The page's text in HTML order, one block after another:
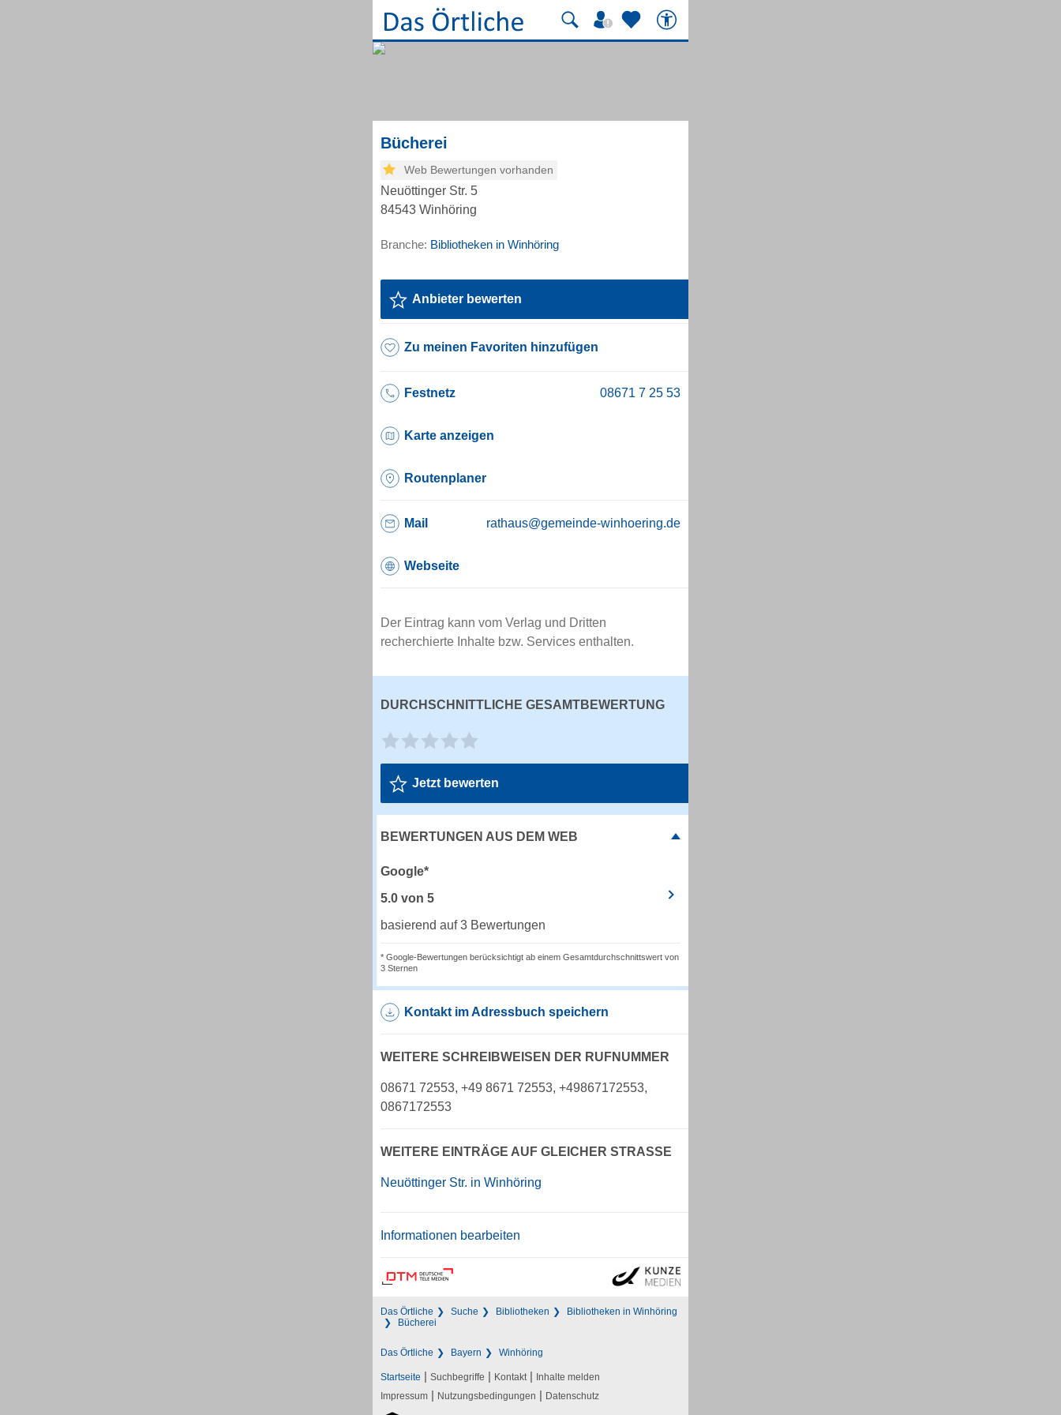
Bücherei
Web Bewertungen vorhanden
Neuöttinger Str. 5
84543 Winhöring
Branche: Bibliotheken in Winhöring
Anbieter bewerten
Zu meinen Favoriten hinzufügen
Festnetz
Karte anzeigen
Routenplaner
Mail rathaus@gemeinde-winhoering.de
Webseite
Der Eintrag kann vom Verlag und Dritten
recherchierte Inhalte bzw. Services enthalten.
DURCHSCHNITTLICHE GESAMTBEWERTUNG
Jetzt bewerten
BEWERTUNGEN AUS DEM WEB
Google*
5.0 von 5
basierend auf 3 Bewertungen
* Google-Bewertungen berücksichtigt ab einem Gesamtdurchschnittswert von
3 Sternen
Kontakt im Adressbuch speichern
WEITERE SCHREIBWEISEN DER RUFNUMMER
08671 72553, +49 8671 72553, +49867172553,
0867172553
WEITERE EINTRÄGE AUF GLEICHER STRASSE
Neuöttinger Str. in Winhöring
Informationen bearbeiten
Das Örtliche Suche Bibliotheken
Bibliotheken in Winhöring
Bücherei
Das Örtliche Bayern Winhöring
Startseite | Suchbegriffe | Kontakt | Inhalte melden
Impressum | Nutzungsbedingungen | Datenschutz